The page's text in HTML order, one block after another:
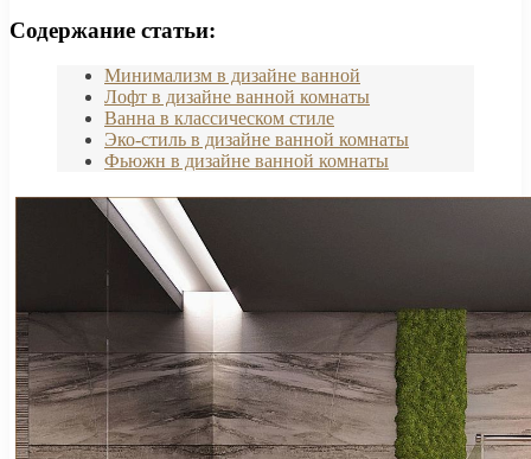
Содержание статьи:
Минимализм в дизайне ванной
Лофт в дизайне ванной комнаты
Ванна в классическом стиле
Эко-стиль в дизайне ванной комнаты
Фьюжн в дизайне ванной комнаты